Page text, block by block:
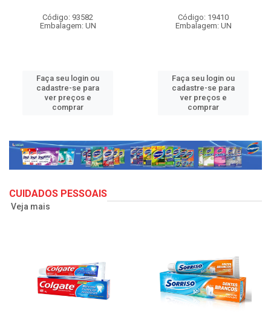
Código: 93582
Embalagem: UN
Faça seu login ou
cadastre-se para
ver preços e
comprar
Código: 19410
Embalagem: UN
Faça seu login ou
cadastre-se para
ver preços e
comprar
CUIDADOS PESSOAIS
Veja mais